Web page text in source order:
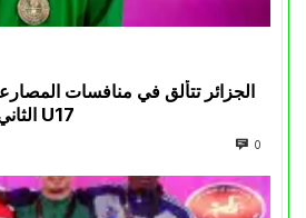
الجزائر تتألق في منافسات
الثاني في البطولة الإفريقية U17
0